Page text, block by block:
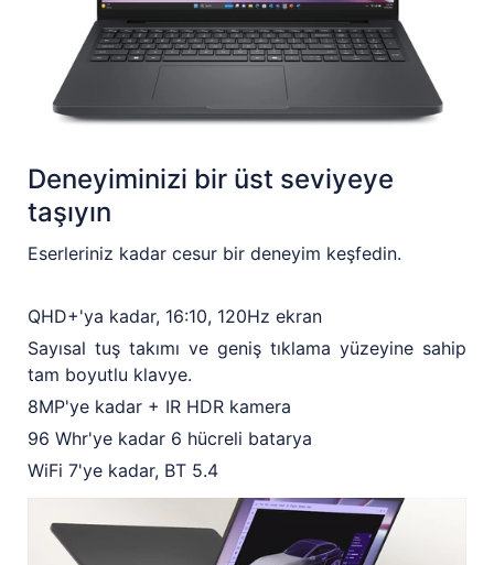
Deneyiminizi bir üst seviyeye
taşıyın
Eserleriniz kadar cesur bir deneyim keşfedin.
QHD+'ya kadar, 16:10, 120Hz ekran
Sayısal tuş takımı ve geniş tıklama yüzeyine sahip
tam boyutlu klavye.
8MP'ye kadar + IR HDR kamera
96 Whr'ye kadar 6 hücreli batarya
WiFi 7'ye kadar, BT 5.4